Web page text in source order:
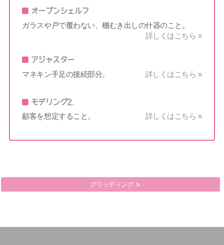
オープンシェルフ
ガラスや戸で覆わない、棚むき出しの什器のこと。
詳しくはこちら »
アジャスター
マネキン手足の接続部分。 詳しくはこちら »
モデリング2.
顧客を想定すること。 詳しくはこちら »
グランドプレゼンテーション(GP)
グリッディング